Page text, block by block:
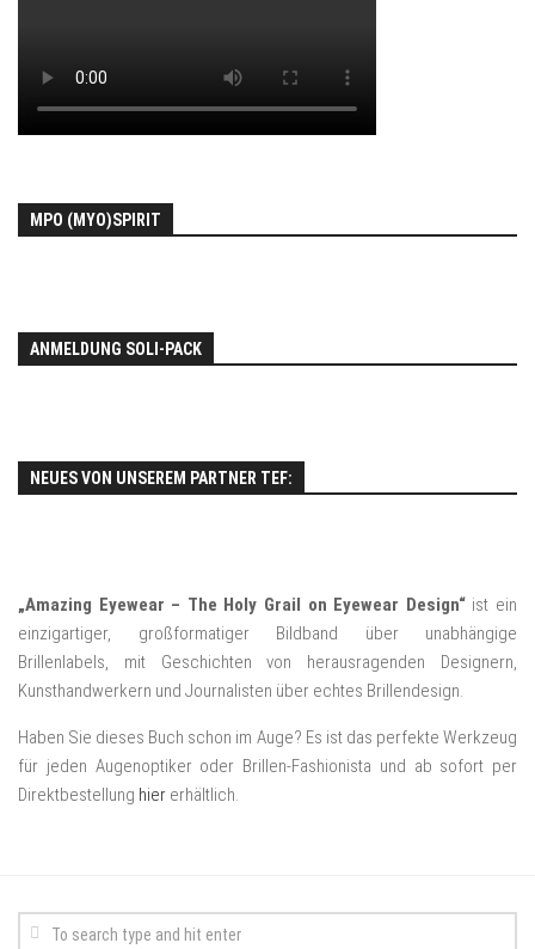
MPO (MYO)SPIRIT
ANMELDUNG SOLI-PACK
NEUES VON UNSEREM PARTNER TEF:
„Amazing Eyewear – The Holy Grail on Eyewear Design“ist ein
einzigartiger, großformatiger Bildband über unabhängige
Brillenlabels, mit Geschichten von herausragenden Designern,
Kunsthandwerkern und Journalisten über echtes Brillendesign.
Haben Sie dieses Buch schon im Auge? Es ist das perfekte Werkzeug
für jeden Augenoptiker oder Brillen-Fashionista und ab sofort per
Direktbestellung hier erhältlich.